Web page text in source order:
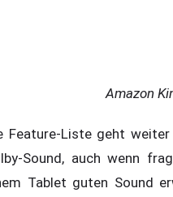
Amazon
Feature-Liste geht
Sound, auch wenn
Tablet guten Sound